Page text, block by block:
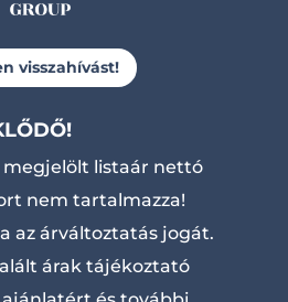
visszahívást!
megjelölt listaár nettó
nem tartalmazza!
az árváltoztatás jogát.
árak tájékoztató